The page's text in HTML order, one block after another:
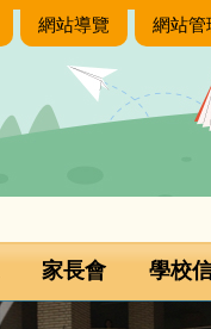
網站導覽 網站管
家長會 學校